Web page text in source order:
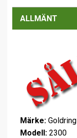
ALLMÄNT
Märke: Goldring
Modell: 2300